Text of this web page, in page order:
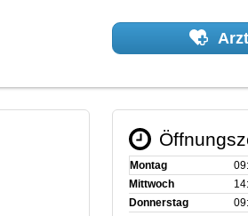
Montag
Mittwoch
Donnerstag